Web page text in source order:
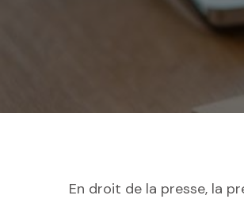
En droit de la presse, la